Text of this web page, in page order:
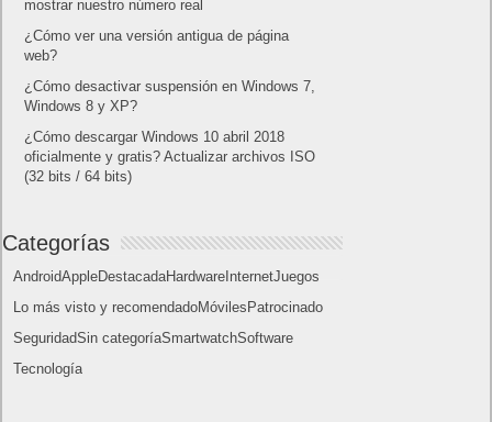
Lo más visto
Letra de canciones populares infantiles cortas
Cómo saber si te han bloqueado en WhatsApp
¿Cómo escribir la comillas latinas / españolas
o angulares(« ») en un ordenador?
¿Cómo ver una versión antigua de página
Windows 8 y XP?
¿Cómo descargar Windows 10 abril 2018
oficialmente y gratis? Actualizar archivos ISO